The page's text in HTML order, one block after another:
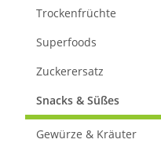
Trockenfrüchte
Superfoods
Zuckerersatz
Snacks & Süßes
Gewürze & Kräuter